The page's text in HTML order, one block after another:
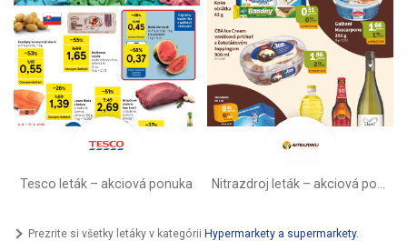
Tesco leták – akciová ponuka
Prezrite si všetky letáky v kategórii Hypermarkety a supermarkety.